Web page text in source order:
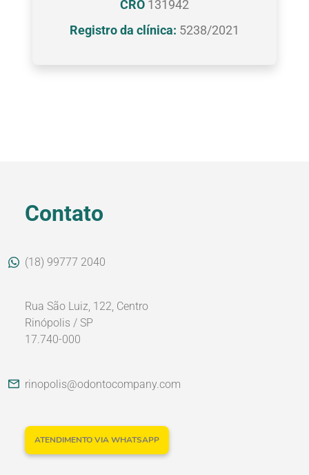
CRO131942
Registro da clínica: 5238/2021
Contato
(18) 99777 2040
Rua São Luiz, 122, Centro
Rinópolis / SP
17.740-000
rinopolis@odontocompany.com
ATENDIMENTO VIA WHATSAPP